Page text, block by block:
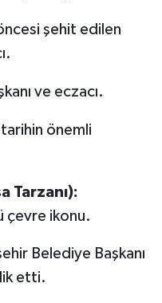
şehit edilen
ve eczacı.
önemli
Tarzanı):
çevre ikonu.
Belediye Başkanı
etti.